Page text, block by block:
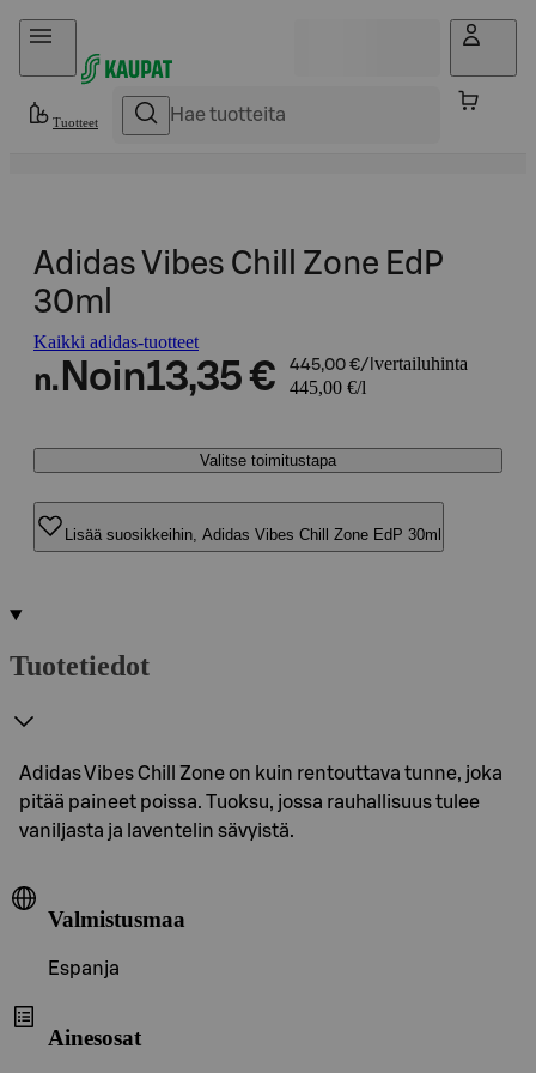
Hyppää sisältöön
Tuotteet
Adidas Vibes Chill Zone EdP
30ml
Kaikki adidas-tuotteet
n. Noin13,35 € 445,00 €/l vertailuhinta
445,00 €/l
Valitse toimitustapa
Lisää suosikkeihin, Adidas Vibes Chill Zone EdP 30ml
Tuotetiedot
Adidas Vibes Chill Zone on kuin rentouttava tunne, joka
pitää paineet poissa. Tuoksu, jossa rauhallisuus tulee
vaniljasta ja laventelin sävyistä.
Valmistusmaa
Espanja
Ainesosat